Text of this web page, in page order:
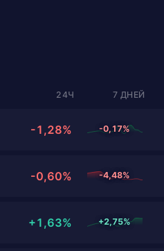
24Ч 7 ДНЕЙ
-1,28% -0,17%
-0,60% -4,48%
+1,63% +2,75%